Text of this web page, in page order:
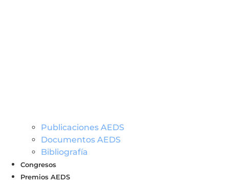
Publicaciones AEDS
Documentos AEDS
Bibliografía
Congresos
Premios AEDS